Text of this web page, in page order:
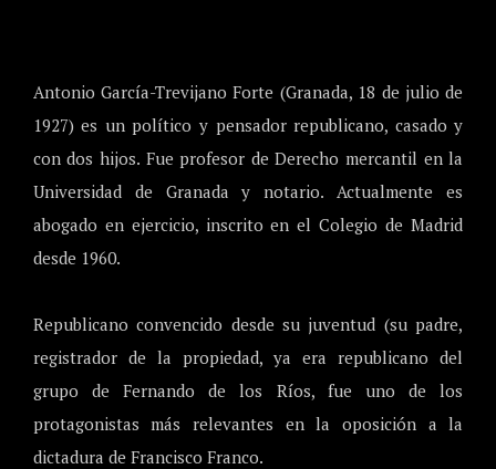
Antonio García-Trevijano Forte (Granada, 18 de julio de
1927) es un político y pensador republicano, casado y
con dos hijos. Fue profesor de Derecho mercantil en la
Universidad de Granada y notario. Actualmente es
abogado en ejercicio, inscrito en el Colegio de Madrid
desde 1960.
Republicano convencido desde su juventud (su padre,
registrador de la propiedad, ya era republicano del
grupo de Fernando de los Ríos, fue uno de los
protagonistas más relevantes en la oposición a la
dictadura de Francisco Franco.